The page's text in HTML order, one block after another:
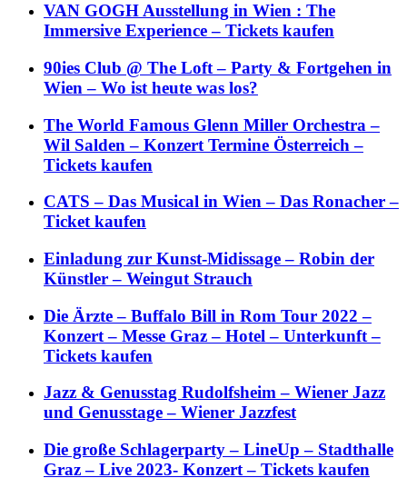
VAN GOGH Ausstellung in Wien : The
Immersive Experience – Tickets kaufen
90ies Club @ The Loft – Party & Fortgehen in
Wien – Wo ist heute was los?
The World Famous Glenn Miller Orchestra –
Wil Salden – Konzert Termine Österreich –
Tickets kaufen
CATS – Das Musical in Wien – Das Ronacher –
Ticket kaufen
Einladung zur Kunst-Midissage – Robin der
Künstler – Weingut Strauch
Die Ärzte – Buffalo Bill in Rom Tour 2022 –
Konzert – Messe Graz – Hotel – Unterkunft –
Tickets kaufen
Jazz & Genusstag Rudolfsheim – Wiener Jazz
und Genusstage – Wiener Jazzfest
Die große Schlagerparty – LineUp – Stadthalle
Graz – Live 2023- Konzert – Tickets kaufen